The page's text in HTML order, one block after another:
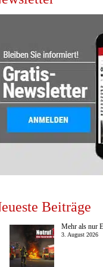
Beiträge
Mehr als nur
3. August 2026